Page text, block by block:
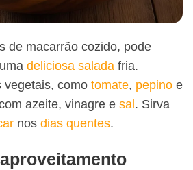
de macarrão cozido, pode
deliciosa salada fria.
vegetais, como tomate, pepino e
azeite, vinagre e sal . Sirva
nos dias quentes.